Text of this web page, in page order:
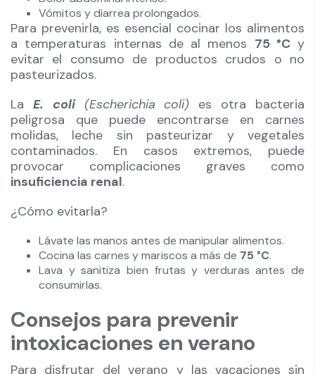
Vómitos y diarrea prolongados.
Para prevenirla, es esencial cocinar los alimentos
a temperaturas internas de al menos 75 °Cy
evitar el consumo de productos crudos o no
pasteurizados.
La E. coli(Escherichia coli) es otra bacteria
peligrosa que puede encontrarse en carnes
molidas, leche sin pasteurizar y vegetales
contaminados. En casos extremos, puede
provocar complicaciones graves como
insuficiencia renal.
¿Cómo evitarla?
Lávate las manos antes de manipular alimentos.
Cocina las carnes y mariscos a más de 75 °C.
Lava y sanitiza bien frutas y verduras antes de
consumirlas.
Consejos para prevenir
intoxicaciones en verano
Para disfrutar del verano y las vacaciones sin